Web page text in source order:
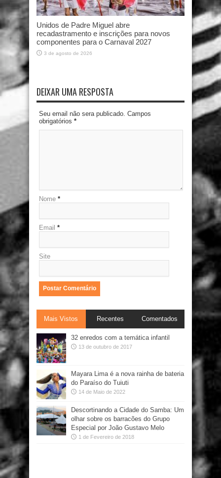
Unidos de Padre Miguel abre
recadastramento e inscrições para novos
componentes para o Carnaval 2027
3 de agosto de 2026
DEIXAR UMA RESPOSTA
Seu email não sera publicado. Campos
obrigatórios *
Nome *
Email *
Site
Mais Vistos Recentes Comentados
32 enredos com a temática infantil
13 de outubro de 2017
Mayara Lima é a nova rainha de bateria
do Paraíso do Tuiuti
14 de Maio de 2022
Descortinando a Cidade do Samba: Um
olhar sobre os barracões do Grupo
Especial por João Gustavo Melo
1 de Fevereiro de 2018